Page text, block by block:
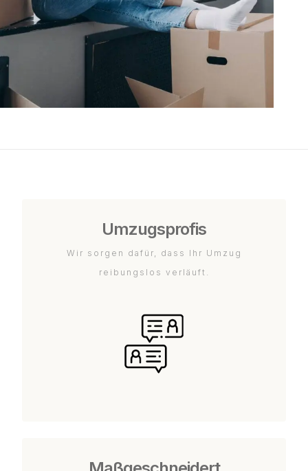
Umzugsprofis
Wir sorgen dafür, dass Ihr Umzug
reibungslos verläuft.